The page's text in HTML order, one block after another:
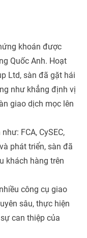
khoán được
Quốc Anh. Hoạt
Ltd, sàn đã gặt hái
như khẳng định vị
giao dịch mọc lên
FCA, CySEC,
phát triển, sàn đã
khách hàng trên
công cụ giao
sâu, thực hiện
can thiệp của